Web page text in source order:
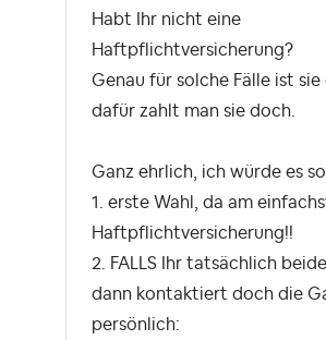
Habt Ihr nicht eine
Haftpflichtversicherung?
Genau für solche Fälle ist
dafür zahlt man sie doch.
Ganz ehrlich, ich würde es
1. erste Wahl, da am
Haftpflichtversicherung!!
2. FALLS Ihr tatsächlich
dann kontaktiert doch die
persönlich: